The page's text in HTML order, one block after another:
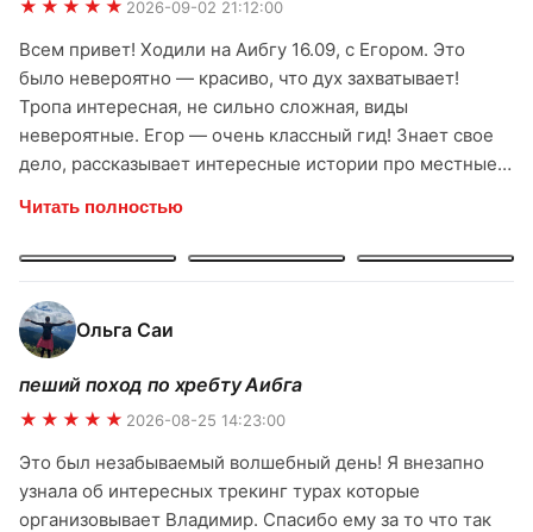
★★★★★ 2026-09-02 21:12:00
Всем привет! Ходили на Аибгу 16.09, с Егором. Это
было невероятно — красиво, что дух захватывает!
Тропа интересная, не сильно сложная, виды
невероятные. Егор — очень классный гид! Знает свое
дело, рассказывает интересные истории про местные
Чувствуется, что человек любит свою работу и горы.
Спасибо большое команде ridertrip и лично Егору за
прекрасный поход! Однозначно буду рекомендовать
всем друзьям и знакомым. Обязательно ещё вернусь к
вам за новыми впечатлениями!
Читать полностью
Ольга Саи
пеший поход по хребту Аибга
★★★★★ 2026-08-25 14:23:00
Это был незабываемый волшебный день! Я внезапно
узнала об интересных трекинг турах которые
организовывает Владимир. Спасибо ему за то что так